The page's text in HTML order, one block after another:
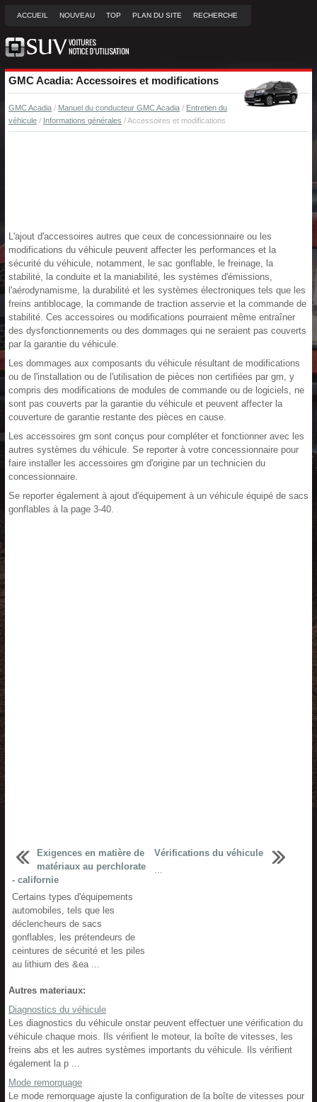
ACCUEIL NOUVEAU TOP PLAN DU SITE RECHERCHE
GMC Acadia: Accessoires et modifications
GMC Acadia / Manuel du conducteur GMC Acadia / Entretien du
véhicule / Informations générales / Accessoires et modifications
L'ajout d'accessoires autres que ceux de concessionnaire ou les
modifications du véhicule peuvent affecter les performances et la
sécurité du véhicule, notamment, le sac gonflable, le freinage, la
stabilité, la conduite et la maniabilité, les systèmes d'émissions,
l'aérodynamisme, la durabilité et les systèmes électroniques tels que les
freins antiblocage, la commande de traction asservie et la commande de
stabilité. Ces accessoires ou modifications pourraient même entraîner
des dysfonctionnements ou des dommages qui ne seraient pas couverts
par la garantie du véhicule.
Les dommages aux composants du véhicule résultant de modifications
ou de l'installation ou de l'utilisation de pièces non certifiées par gm, y
compris des modifications de modules de commande ou de logiciels, ne
sont pas couverts par la garantie du véhicule et peuvent affecter la
couverture de garantie restante des pièces en cause.
Les accessoires gm sont conçus pour compléter et fonctionner avec les
autres systèmes du véhicule. Se reporter à votre concessionnaire pour
faire installer les accessoires gm d'origine par un technicien du
concessionnaire.
Se reporter également à ajout d'équipement à un véhicule équipé de sacs
gonflables à la page 3-40.
Exigences en matière de
matériaux au perchlorate
- californie
Certains types d'équipements
automobiles, tels que les
déclencheurs de sacs
gonflables, les prétendeurs de
ceintures de sécurité et les piles
au lithium des &ea ...
Vérifications du véhicule
...
Autres materiaux:
Diagnostics du véhicule
Les diagnostics du véhicule onstar peuvent effectuer une vérification du
véhicule chaque mois. Ils vérifient le moteur, la boîte de vitesses, les
freins abs et les autres systèmes importants du véhicule. Ils vérifient
également la p ...
Mode remorquage
Le mode remorquage ajuste la configuration de la boîte de vitesses pour